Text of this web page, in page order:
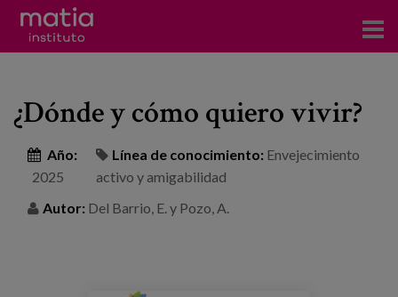
Investigación
Publicaciones
¿Dónde y cómo quiero vivir?
Año:
2025
Línea de conocimiento: Envejecimiento
activo y amigabilidad
Autor: Del Barrio, E. y Pozo, A.